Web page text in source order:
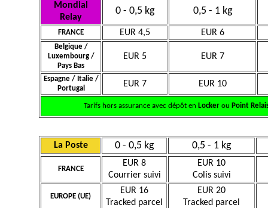
Mondial
Relay
0 - 0,5 kg 0,5 - 1 kg
FRANCE EUR 4,5 EUR 6
Belgique /
Luxembourg /
Pays Bas
EUR 5 EUR 7
Espagne / Italie /
Portugal
EUR 7 EUR 10
Tarifs hors assurance avec dépôt en Lockerou Point
La Poste 0 - 0,5 kg 0,5 - 1 kg
FRANCE
EUR 8
Courrier suivi
EUR 10
Colis suivi
EUROPE (UE)
EUR 16
Tracked parcel
EUR 20
Tracked parcel